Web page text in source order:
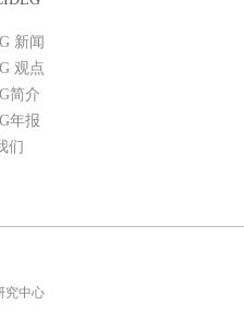
新闻
观点
简介
年报
们
究中心